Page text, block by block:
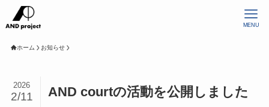
MENU
ホーム お知らせ
AND courtの活動を公開しました
2026
2/11